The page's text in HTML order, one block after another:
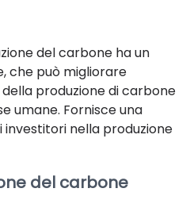
del carbone ha un
che può migliorare
produzione di carbone
umane. Fornisce una
nella produzione
del carbone